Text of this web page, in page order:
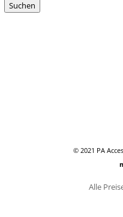
nach:
Suchen
© 2021 PA
Alle